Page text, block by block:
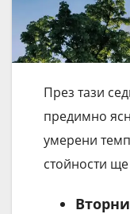
През тази
предимно
умерени
стойности